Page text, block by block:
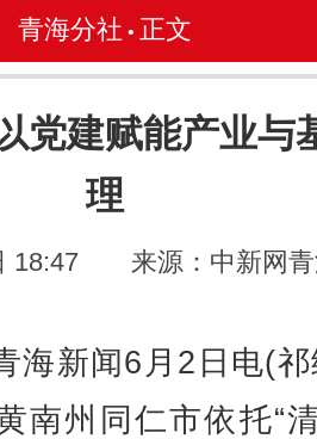
青海分社 • 正文
党建赋能产业与
理
18:47 来源：中新网
新闻6月2日电(祁
南州同仁市依托“